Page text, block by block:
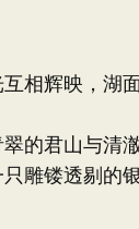
相辉映，湖
的君山与清
雕镂透剔的